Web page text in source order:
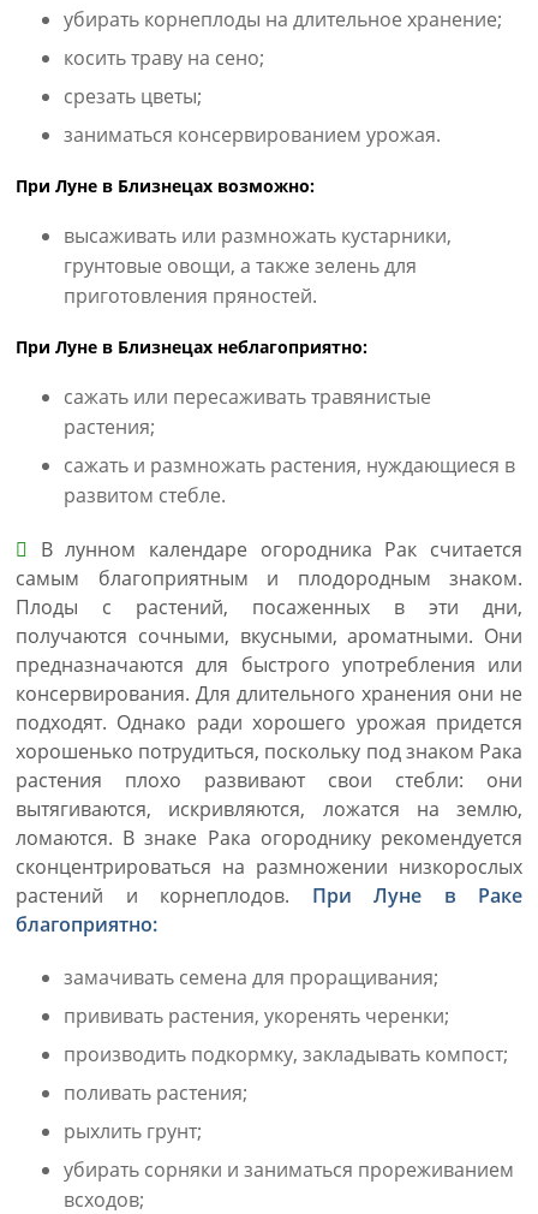
убирать корнеплоды на длительное хранение;
косить траву на сено;
срезать цветы;
заниматься консервированием урожая.
При Луне в Близнецах возможно:
высаживать или размножать кустарники,
грунтовые овощи, а также зелень для
приготовления пряностей.
При Луне в Близнецах неблагоприятно:
сажать или пересаживать травянистые
растения;
сажать и размножать растения, нуждающиеся в
развитом стебле.
В лунном календаре огородника Рак считается
самым благоприятным и плодородным знаком.
Плоды с растений, посаженных в эти дни,
получаются сочными, вкусными, ароматными. Они
предназначаются для быстрого употребления или
консервирования. Для длительного хранения они не
подходят. Однако ради хорошего урожая придется
хорошенько потрудиться, поскольку под знаком Рака
растения плохо развивают свои стебли: они
вытягиваются, искривляются, ложатся на землю,
ломаются. В знаке Рака огороднику рекомендуется
сконцентрироваться на размножении низкорослых
растений и корнеплодов. При Луне в Раке
благоприятно:
замачивать семена для проращивания;
прививать растения, укоренять черенки;
производить подкормку, закладывать компост;
поливать растения;
рыхлить грунт;
убирать сорняки и заниматься прореживанием
всходов;